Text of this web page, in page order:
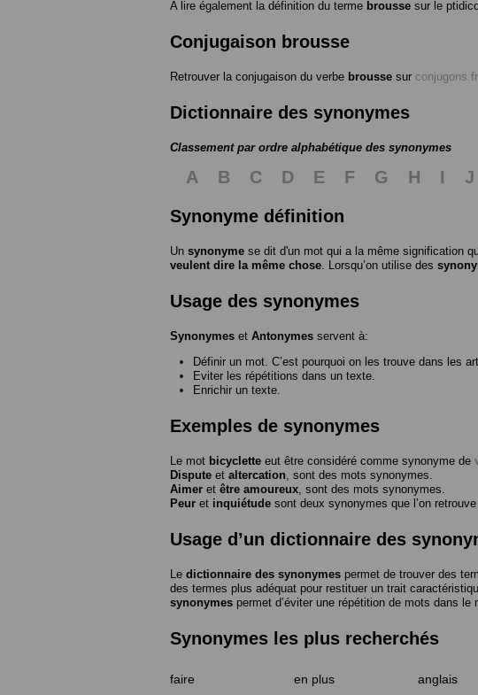
A lire également la définition du terme brousse sur le
Conjugaison brousse
Retrouver la conjugaison du verbe brousse sur conjugons.fr
Dictionnaire des synonymes
Classement par ordre alphabétique des synonymes
A B C D E F G H I J
Synonyme définition
Un synonyme se dit d'un mot qui a la même signification
veulent dire la même chose . Lorsqu’on utilise des
Usage des synonymes
Synonymes et Antonymes servent à:
Définir un mot. C’est pourquoi on les trouve dans les
Eviter les répétitions dans un texte.
Enrichir un texte.
Exemples de synonymes
Le mot bicyclette eut être considéré comme synonyme de
Dispute et altercation , sont des mots synonymes.
Aimer et être amoureux , sont des mots synonymes.
Peur et inquiétude sont deux synonymes que l’on
Usage d’un dictionnaire des
Le dictionnaire des synonymes permet de trouver des
des termes plus adéquat pour restituer un trait
synonymes permet d’éviter une répétition de mots dans
Synonymes les plus recherchés
faire en plus anglais